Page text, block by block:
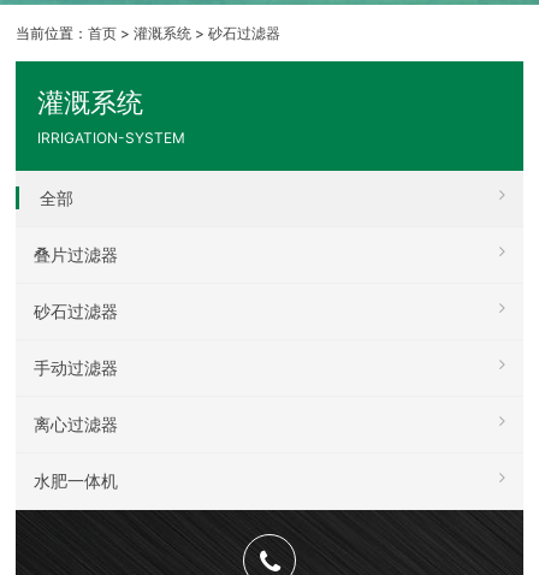
当前位置：首页 >灌溉系统 >砂石过滤器
灌溉系统
IRRIGATION-SYSTEM
全部
叠片过滤器
砂石过滤器
手动过滤器
离心过滤器
水肥一体机